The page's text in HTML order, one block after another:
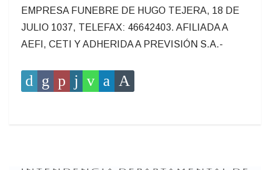
EMPRESA FUNEBRE DE HUGO TEJERA, 18 DE
JULIO 1037, TELEFAX: 46642403. AFILIADA A
AEFI, CETI Y ADHERIDA A PREVISIÓN S.A.-